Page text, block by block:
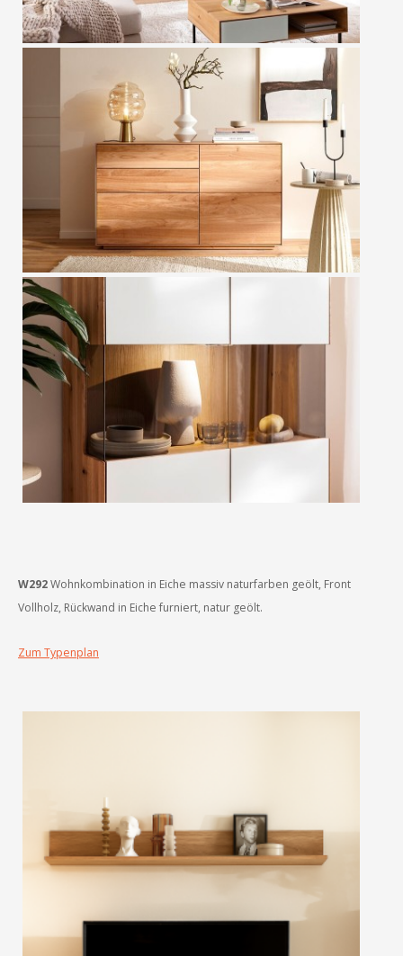
W292Wohnkombination in Eiche massiv naturfarben geölt, Front
Vollholz, Rückwand in Eiche furniert, natur geölt.
Zum Typenplan